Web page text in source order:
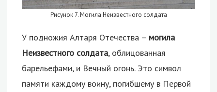
Рисунок 7. Могила Неизвестного солдата
У подножия Алтаря Отечества – могила
Неизвестного солдата, облицованная
барельефами, и Вечный огонь. Это символ
памяти каждому воину, погибшему в Первой